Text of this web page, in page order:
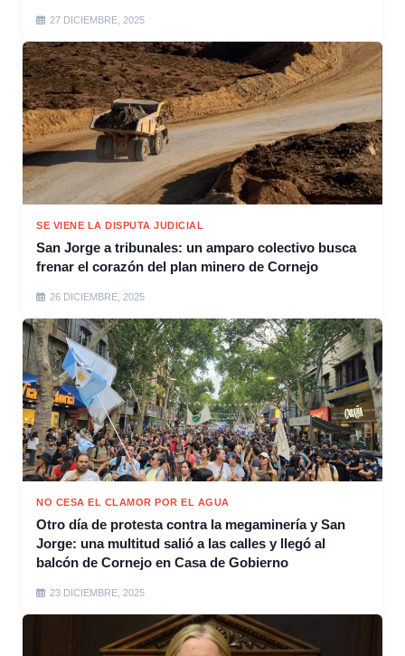
27 DICIEMBRE, 2025
SE VIENE LA DISPUTA JUDICIAL
San Jorge a tribunales: un amparo colectivo busca
frenar el corazón del plan minero de Cornejo
26 DICIEMBRE, 2025
NO CESA EL CLAMOR POR EL AGUA
Otro día de protesta contra la megaminería y San
Jorge: una multitud salió a las calles y llegó al
balcón de Cornejo en Casa de Gobierno
23 DICIEMBRE, 2025